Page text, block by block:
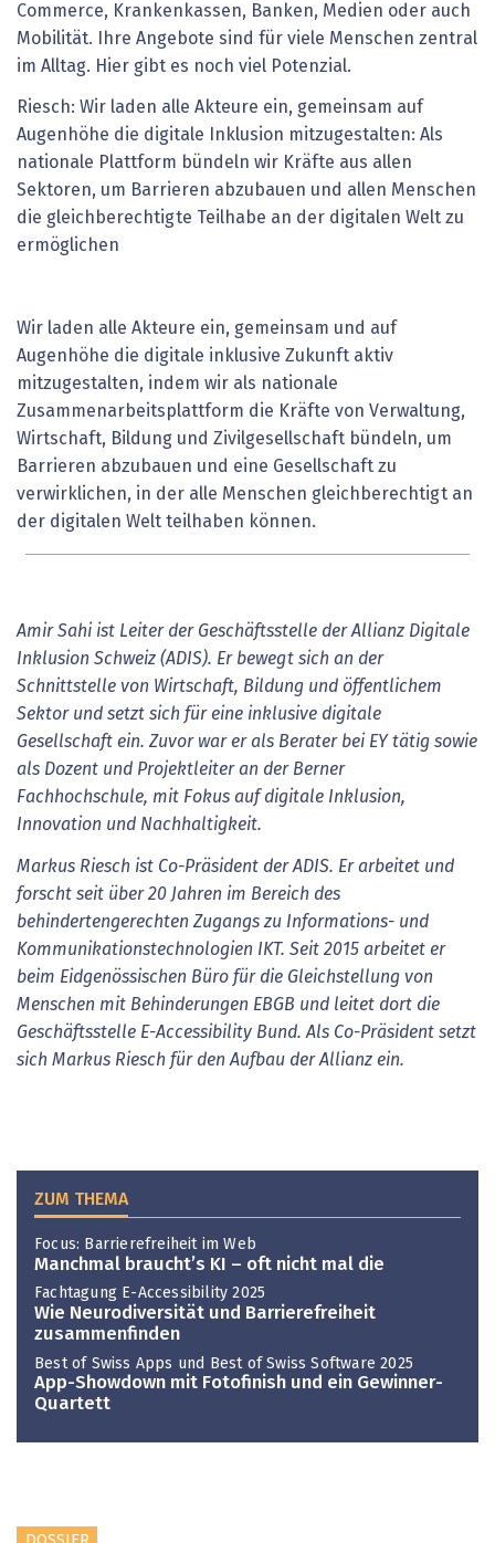
Commerce, Krankenkassen, Banken, Medien oder auch
Mobilität. Ihre Angebote sind für viele Menschen zentral
im Alltag. Hier gibt es noch viel Potenzial.
Riesch: Wir laden alle Akteure ein, gemeinsam auf
Augenhöhe die digitale Inklusion mitzugestalten: Als
nationale Plattform bündeln wir Kräfte aus allen
Sektoren, um Barrieren abzubauen und allen Menschen
die gleichberechtigte Teilhabe an der digitalen Welt zu
ermöglichen
Wir laden alle Akteure ein, gemeinsam und auf
Augenhöhe die digitale inklusive Zukunft aktiv
mitzugestalten, indem wir als nationale
Zusammenarbeitsplattform die Kräfte von Verwaltung,
Wirtschaft, Bildung und Zivilgesellschaft bündeln, um
Barrieren abzubauen und eine Gesellschaft zu
verwirklichen, in der alle Menschen gleichberechtigt an
der digitalen Welt teilhaben können.
Amir Sahi ist Leiter der Geschäftsstelle der Allianz Digitale
Inklusion Schweiz (ADIS). Er bewegt sich an der
Schnittstelle von Wirtschaft, Bildung und öffentlichem
Sektor und setzt sich für eine inklusive digitale
Gesellschaft ein. Zuvor war er als Berater bei EY tätig sowie
als Dozent und Projektleiter an der Berner
Fachhochschule, mit Fokus auf digitale Inklusion,
Innovation und Nachhaltigkeit.
Markus Riesch ist Co-Präsident der ADIS. Er arbeitet und
forscht seit über 20 Jahren im Bereich des
behindertengerechten Zugangs zu Informations- und
Kommunikationstechnologien IKT. Seit 2015 arbeitet er
beim Eidgenössischen Büro für die Gleichstellung von
Menschen mit Behinderungen EBGB und leitet dort die
Geschäftsstelle E-Accessibility Bund. Als Co-Präsident setzt
sich Markus Riesch für den Aufbau der Allianz ein.
ZUM THEMA
Focus: Barrierefreiheit im Web
Manchmal braucht’s KI – oft nicht mal die
Fachtagung E-Accessibility 2025
Wie Neurodiversität und Barrierefreiheit
zusammenfinden
Best of Swiss Apps und Best of Swiss Software 2025
App-Showdown mit Fotofinish und ein Gewinner-
Quartett